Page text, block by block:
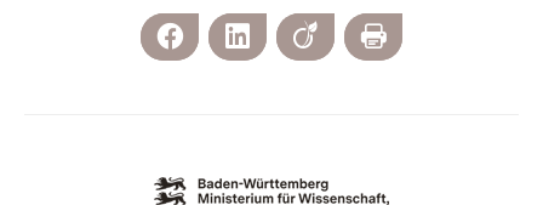
Facebook LinkedIn Viadeo